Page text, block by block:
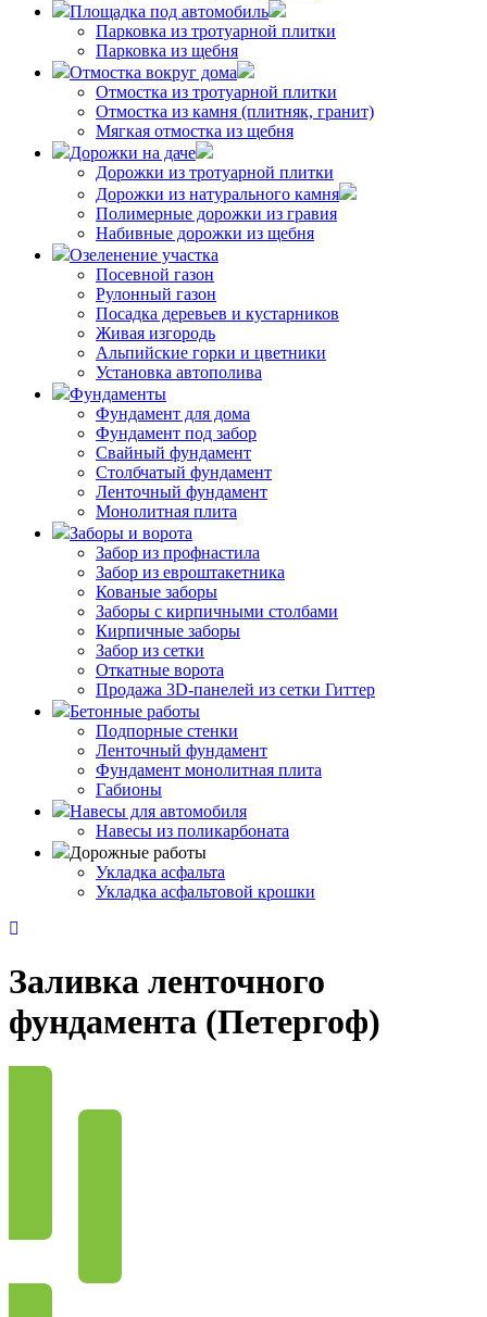
Площадка под автомобиль
Парковка из тротуарной плитки
Парковка из щебня
Отмостка вокруг дома
Отмостка из тротуарной плитки
Отмостка из камня (плитняк, гранит)
Мягкая отмостка из щебня
Дорожки на даче
Дорожки из тротуарной плитки
Дорожки из натурального камня
Полимерные дорожки из гравия
Набивные дорожки из щебня
Озеленение участка
Посевной газон
Рулонный газон
Посадка деревьев и кустарников
Живая изгородь
Альпийские горки и цветники
Установка автополива
Фундаменты
Фундамент для дома
Фундамент под забор
Свайный фундамент
Столбчатый фундамент
Ленточный фундамент
Монолитная плита
Заборы и ворота
Забор из профнастила
Забор из евроштакетника
Кованые заборы
Заборы с кирпичными столбами
Кирпичные заборы
Забор из сетки
Откатные ворота
Продажа 3D-панелей из сетки Гиттер
Бетонные работы
Подпорные стенки
Ленточный фундамент
Фундамент монолитная плита
Габионы
Навесы для автомобиля
Навесы из поликарбоната
Дорожные работы
Укладка асфальта
Укладка асфальтовой крошки
Заливка ленточного
фундамента (Петергоф)